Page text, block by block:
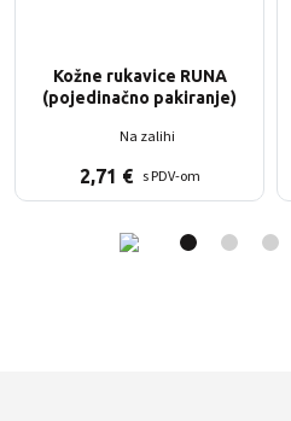
Kožne rukavice RUNA
(pojedinačno pakiranje)
Na zalihi
2,71 € s PDV-om